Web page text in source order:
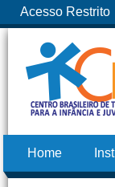
Acesso Restrito
Home